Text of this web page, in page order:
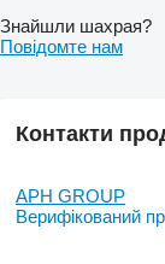
Знайшли шахрая?
Повідомте нам
Контакти
APH GROUP
Верифікований